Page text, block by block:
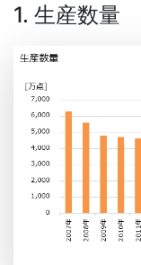
1. 生産数量